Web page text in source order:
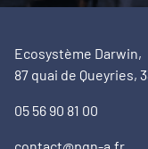
Ecosystème Darwin,
87 quai de Queyries,
05 56 90 81 00